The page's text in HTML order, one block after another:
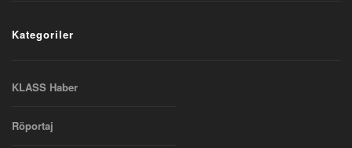
Kategoriler
KLASS Haber
Röportaj